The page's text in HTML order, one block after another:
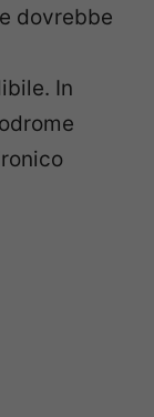
dovrebbe
In